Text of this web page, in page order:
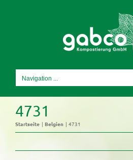
Navigation ...
4731
Startseite Belgien 4731